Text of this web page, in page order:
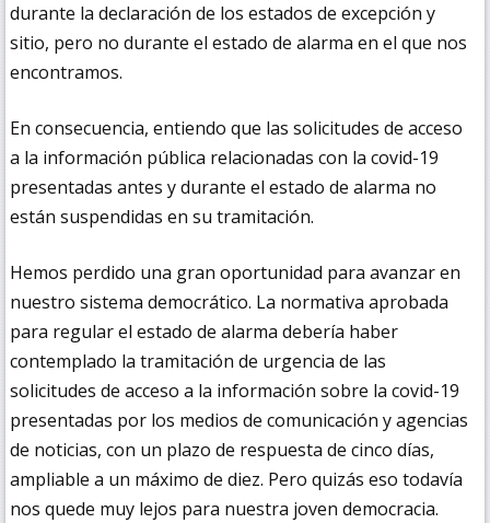
durante la declaración de los estados de excepción y
sitio, pero no durante el estado de alarma en el que nos
encontramos.
En consecuencia, entiendo que las solicitudes de acceso
a la información pública relacionadas con la covid-19
presentadas antes y durante el estado de alarma no
están suspendidas en su tramitación.
Hemos perdido una gran oportunidad para avanzar en
nuestro sistema democrático. La normativa aprobada
para regular el estado de alarma debería haber
contemplado la tramitación de urgencia de las
solicitudes de acceso a la información sobre la covid-19
presentadas por los medios de comunicación y agencias
de noticias, con un plazo de respuesta de cinco días,
ampliable a un máximo de diez. Pero quizás eso todavía
nos quede muy lejos para nuestra joven democracia.